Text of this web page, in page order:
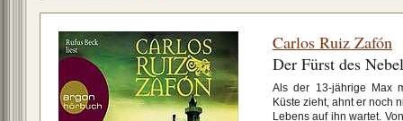
Carlos Ruiz Zafón
Der Fürst des
Als der 13-jährige Max
Küste zieht, ahnt er noch
Lebens auf ihn wartet.